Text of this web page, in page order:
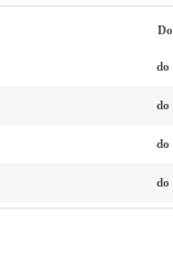
do
do
do
do